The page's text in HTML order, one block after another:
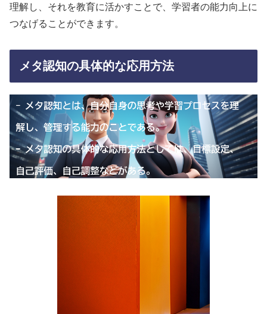
理解し、それを教育に活かすことで、学習者の能力向上に
つなげることができます。
メタ認知の具体的な応用方法